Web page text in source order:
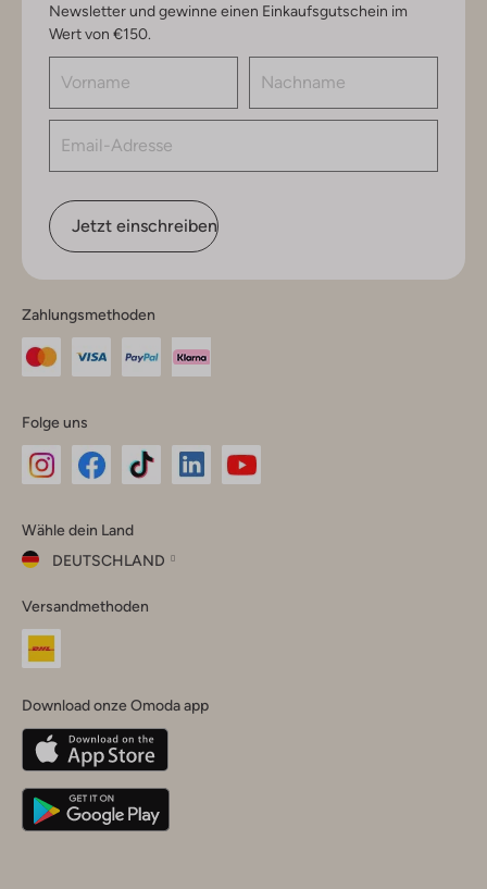
Newsletter und gewinne einen Einkaufsgutschein im
Wert von €150.
Jetzt einschreiben
Zahlungsmethoden
Folge uns
Instagram
Facebook
TikTok
Wähle dein Land
DEUTSCHLAND
dein
Land
Belgique(Français)
Deutschland
Versandmethoden
Download onze Omoda app